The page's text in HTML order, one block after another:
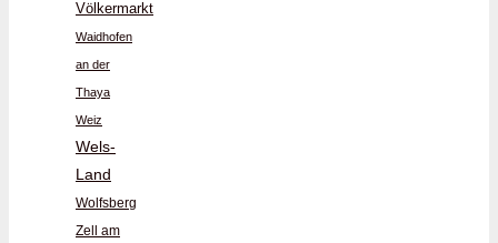
Völkermarkt
Waidhofen
an der
Thaya
Weiz
Wels-
Land
Wolfsberg
Zell am